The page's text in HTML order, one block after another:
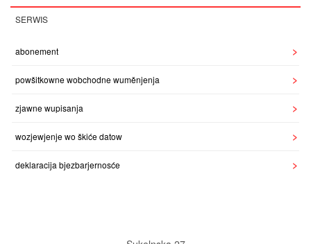
SERWIS
abonement
powšitkowne wobchodne wuměnjenja
zjawne wupisanja
wozjewjenje wo škiće datow
deklaracija bjezbarjernosće